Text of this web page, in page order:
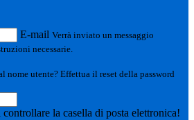
E-mail Verrà inviato un messaggio
necessarie.
nome utente? Effettua il reset della password
la casella di posta elettronica!